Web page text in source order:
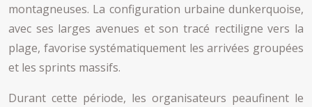
montagneuses. La configuration urbaine dunkerquoise,
avec ses larges avenues et son tracé rectiligne vers la
plage, favorise systématiquement les arrivées groupées
et les sprints massifs.
Durant cette période, les organisateurs peaufinent le